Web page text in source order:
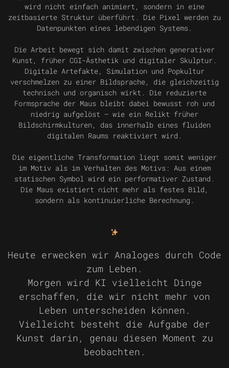
wird nicht einfach animiert, sondern in eine
zeitbasierte Struktur überführt. Die Pixel werden zu
Datenpunkten eines lebendigen Systems.
Die Arbeit bewegt sich damit zwischen generativer
Kunst, früher CGI-Ästhetik und digitaler Skulptur.
Digitale Artefakte, Simulation und Popkultur
verschmelzen zu einer Bildsprache, die gleichzeitig
technisch und organisch wirkt. Die reduzierte
Formsprache der Maus bleibt dabei bewusst roh und
niedrig aufgelöst — wie ein Relikt früher
Bildschirmkulturen, das innerhalb eines fluiden
digitalen Raums reaktiviert wird.
Die eigentliche Transformation liegt somit weniger
im Motiv als im Verhalten des Motivs: Aus einem
statischen Symbol wird ein performativer Zustand.
Die Maus existiert nicht mehr als festes Bild,
sondern als kontinuierliche Berechnung.
Heute erwecken wir Analoges durch Code
zum Leben.
Morgen wird KI vielleicht Dinge
erschaffen, die wir nicht mehr von
Leben unterscheiden können.
Vielleicht besteht die Aufgabe der
Kunst darin, genau diesen Moment zu
beobachten.